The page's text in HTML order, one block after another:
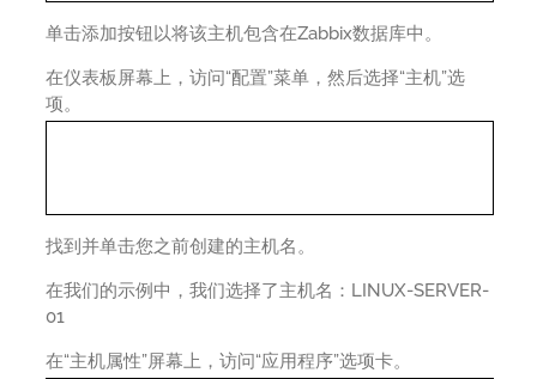
单击添加按钮以将该主机包含在Zabbix数据库中。
在仪表板屏幕上，访问“配置”菜单，然后选择“主机”选
项。
找到并单击您之前创建的主机名。
在我们的示例中，我们选择了主机名：LINUX-SERVER-
01
在“主机属性”屏幕上，访问“应用程序”选项卡。